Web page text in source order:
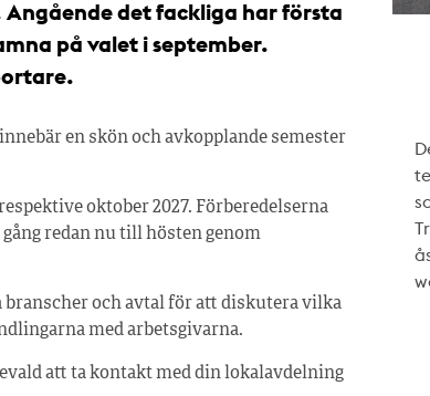
det fackliga har första
på valet i september.
en skön och avkopplande semester
oktober 2027. Förberedelserna
redan nu till hösten genom
och avtal för att diskutera vilka
med arbetsgivarna.
att ta kontakt med din lokalavdelning